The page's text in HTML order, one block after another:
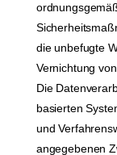
die unbefugte
Vernichtung
Die
basierten
und
angegebenen